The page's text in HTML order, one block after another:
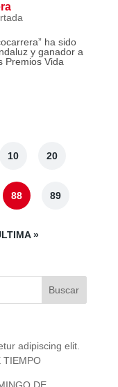
ha sido
y ganador a
Premios Vida
10 20
88 89
»
adipiscing elit.
TIEMPO